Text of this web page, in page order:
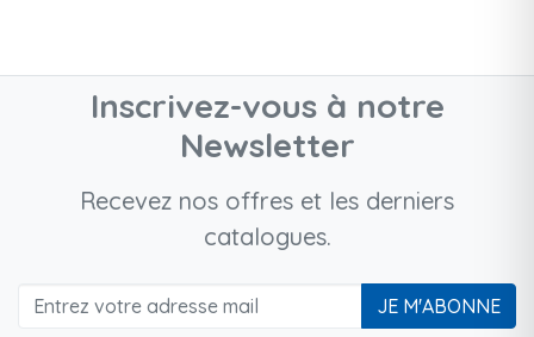
Inscrivez-vous à notre
Newsletter
Recevez nos offres et les derniers
catalogues.
JE M'ABONNE